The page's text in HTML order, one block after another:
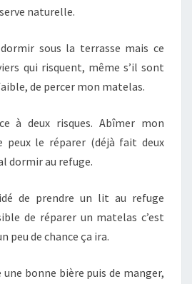
naturelle.
sous la terrasse mais ce
qui risquent, même s’il sont
de percer mon matelas.
à deux risques. Abîmer mon
peux le réparer (déjà fait deux
dormir au refuge.
de prendre un lit au refuge
de réparer un matelas c’est
peu de chance ça ira.
bonne bière puis de manger,